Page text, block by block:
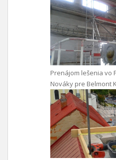
Prenájom lešenia vo
Nováky pre Belmont